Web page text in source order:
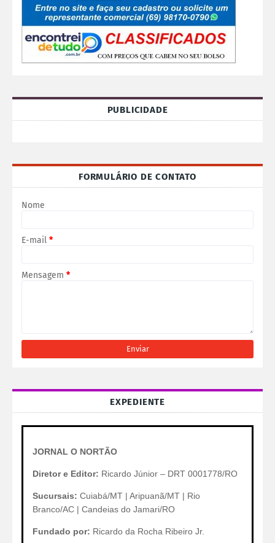
PUBLICIDADE
FORMULÁRIO DE CONTATO
Nome
E-mail *
Mensagem *
EXPEDIENTE
JORNAL O NORTÃO
Diretor e Editor: Ricardo Júnior – DRT 0001778/RO
Sucursais: Cuiabá/MT | Aripuanã/MT | Rio
Branco/AC | Candeias do Jamari/RO
Fundado por: Ricardo da Rocha Ribeiro Jr.